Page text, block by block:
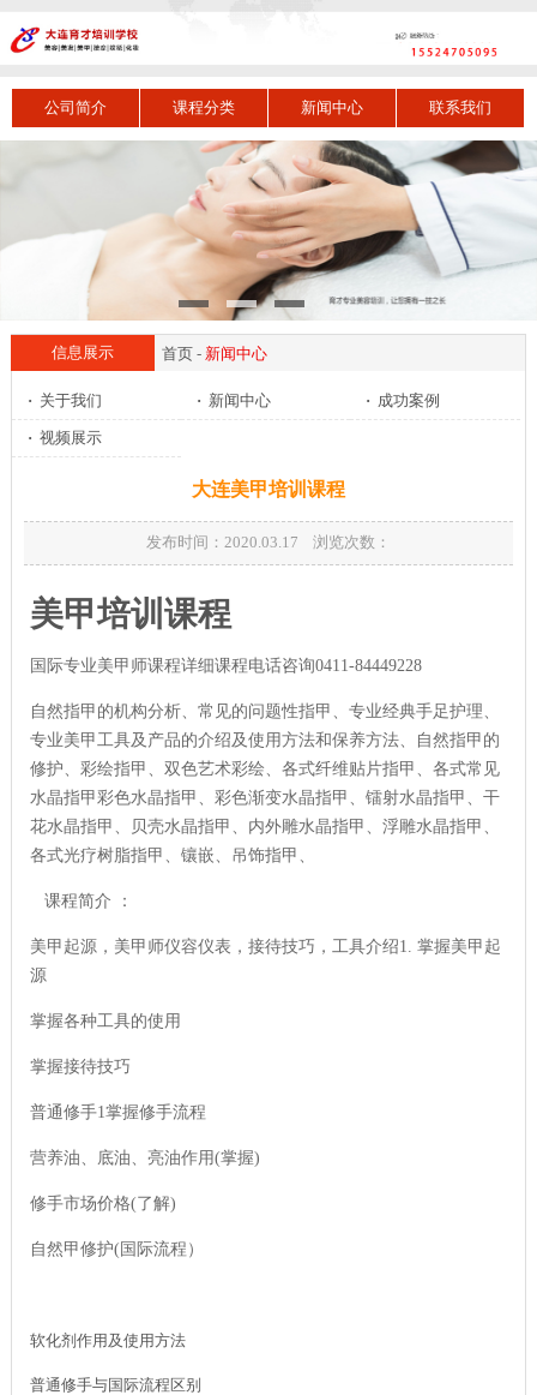
公司简介 课程分类 新闻中心 联系我们
信息展示 首页- 新闻中心
· 关于我们 · 新闻中心 · 成功案例
· 视频展示
大连美甲培训课程
发布时间：2020.03.17 浏览次数：
美甲培训课程
国际专业美甲师课程详细课程电话咨询0411-84449228
自然指甲的机构分析、常见的问题性指甲、专业经典手足护理、
专业美甲工具及产品的介绍及使用方法和保养方法、自然指甲的
修护、彩绘指甲、双色艺术彩绘、各式纤维贴片指甲、各式常见
水晶指甲彩色水晶指甲、彩色渐变水晶指甲、镭射水晶指甲、干
花水晶指甲、贝壳水晶指甲、内外雕水晶指甲、浮雕水晶指甲、
各式光疗树脂指甲、镶嵌、吊饰指甲、
课程简介 ：
美甲起源，美甲师仪容仪表，接待技巧，工具介绍1. 掌握美甲起
源
掌握各种工具的使用
掌握接待技巧
普通修手1掌握修手流程
营养油、底油、亮油作用(掌握)
修手市场价格(了解)
自然甲修护(国际流程 ）
软化剂作用及使用方法
普通修手与国际流程区别